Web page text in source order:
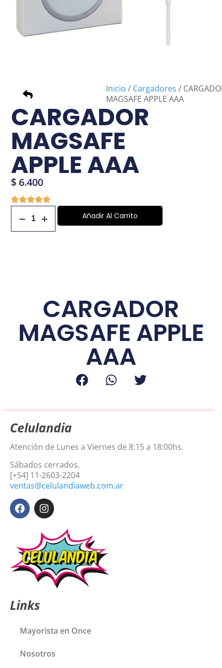
Inicio / Cargadores /
MAGSAFE APPLE AAA
CARGADOR
MAGSAFE
APPLE AAA
$ 6.400
Añadir Al Carrito
CARGADOR
MAGSAFE APPLE
AAA
Celulandia
Atención de Lunes a Viernes de 8:15 a 18:00hs.
Sábados cerrados.
[+54] 11-2603-2204
ventas@celulandiaweb.com.ar
Links
Mayorista en Once
Nosotros